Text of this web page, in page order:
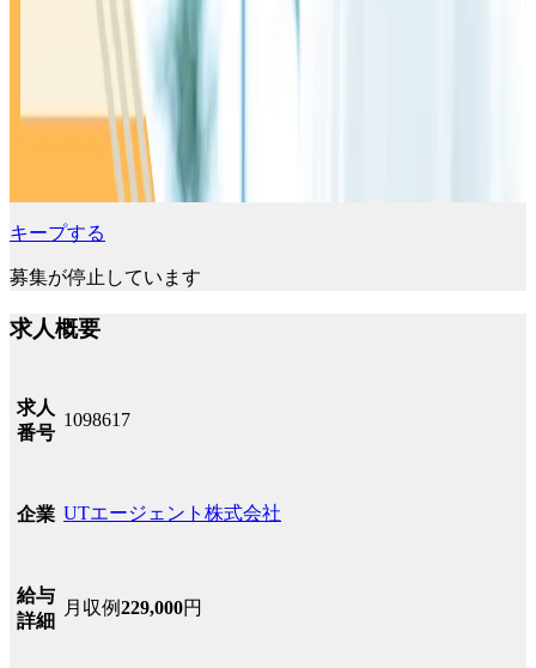
キープする
募集が停止しています
求人概要
求人
番号
1098617
企業 UTエージェント株式会社
給与
詳細
月収例229,000円